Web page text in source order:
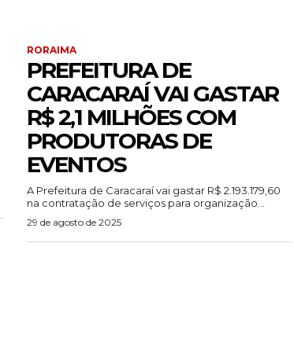
RORAIMA
PREFEITURA DE
CARACARAÍ VAI GASTAR
R$ 2,1 MILHÕES COM
PRODUTORAS DE
EVENTOS
A Prefeitura de Caracaraí vai gastar R$ 2.193.179,60
na contratação de serviços para organização...
29 de agosto de 2025